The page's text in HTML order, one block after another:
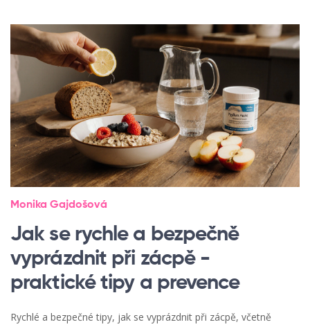
Monika Gajdošová
Jak se rychle a bezpečně
vyprázdnit při zácpě -
praktické tipy a prevence
Rychlé a bezpečné tipy, jak se vyprázdnit při zácpě, včetně